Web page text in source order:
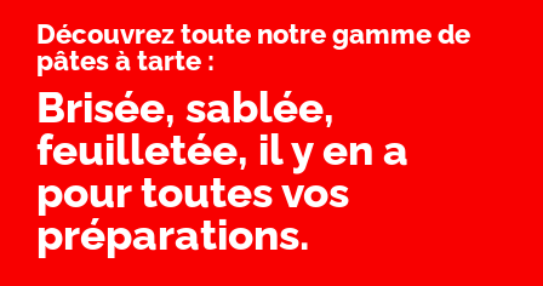
Découvrez toute notre gamme de
pâtes à tarte :
Brisée, sablée,
feuilletée, il y en a
pour toutes vos
préparations.